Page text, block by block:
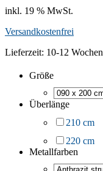
inkl. 19 % MwSt.
Versandkostenfrei
Lieferzeit: 10-12 Wochen
Größe
Überlänge
210 cm
220 cm
Metallfarben